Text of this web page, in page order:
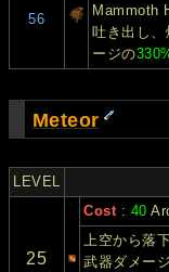
56
Mammoth
吐き出し、
ージの
Meteor
LEVEL
25
Cost: 40
上空から落
武器ダメー